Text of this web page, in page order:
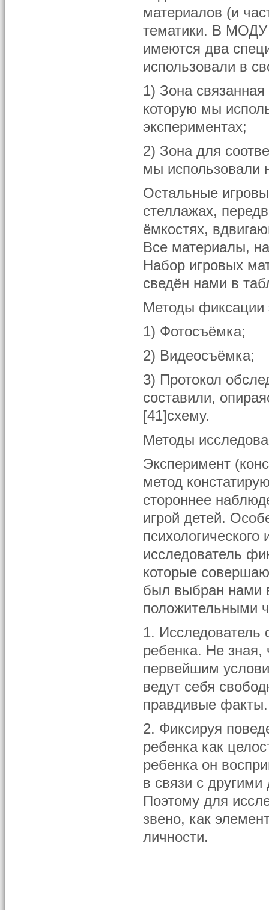
материалов (и
тематики. В МОДУ
имеются два
использовали в
1) Зона
которую мы
экспериментах;
2) Зона для
мы использовали
Остальные
стеллажах,
ёмкостях,
Все материалы,
Набор игровых
сведён нами в
Методы фиксации
1) Фотосъёмка;
2) Видеосъёмка;
3) Протокол
составили,
[41]схему.
Методы
Эксперимент
метод
стороннее
игрой детей.
исследователь
которые
был выбран нами
положительными
1. Исследователь
ребенка. Не зная,
первейшим
ведут себя
правдивые факты.
2. Фиксируя
ребенка как
ребенка он
в связи с
Поэтому для
звено, как
личности.